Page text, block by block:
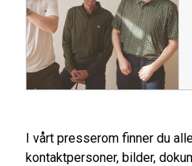
I vårt presserom finner du
kontaktpersoner, bilder,